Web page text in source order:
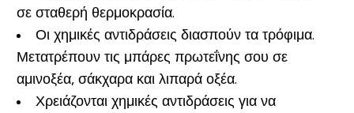
σε σταθερή θερμοκρασία.
Οι χημικές αντιδράσεις διασπούν τα τρόφιμα.
Μετατρέπουν τις μπάρες πρωτεΐνης σου σε
αμινοξέα, σάκχαρα και λιπαρά οξέα.
Χρειάζονται χημικές αντιδράσεις για να